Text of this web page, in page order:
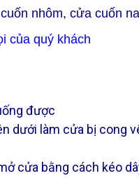
nhôm, cửa cuốn
của quý khách
được
làm cửa bị cong
cửa bằng cách kéo